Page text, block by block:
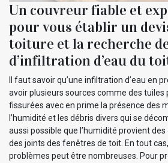
Un couvreur fiable et
pour vous établir un
toiture et la recherche
d’infiltration d’eau du
Il faut savoir qu’une infiltration d’eau en
avoir plusieurs sources comme des tuiles
fissurées avec en prime la présence des
l’humidité et les débris divers qui se
aussi possible que l’humidité provient
des joints des fenêtres de toit. En tout
problèmes peut être nombreuses. Pour